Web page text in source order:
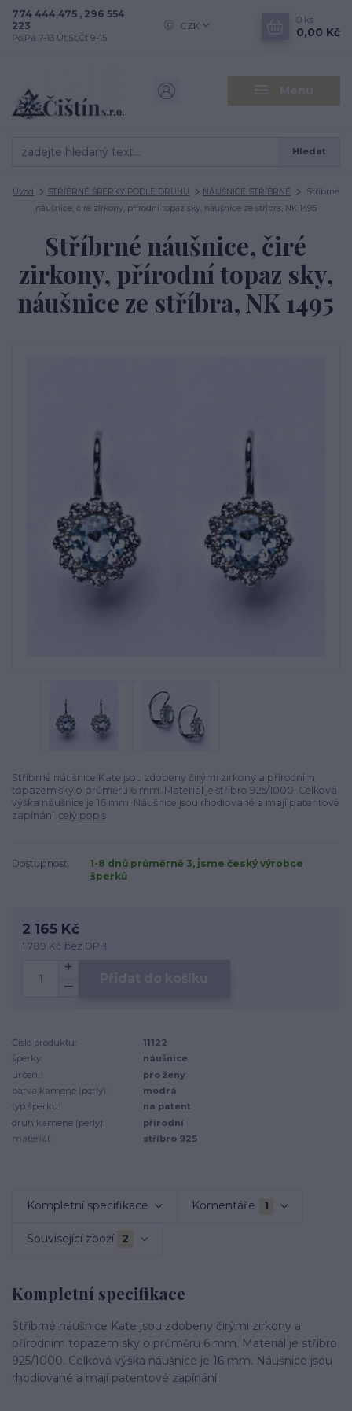
Menu
CZK
Hledat
774 444 475 , 296 554
223
Po,Pá 7-13 Út,St,Čt 9-15
0 ks
0,00 Kč
Úvod STŘÍBRNÉ ŠPERKY PODLE DRUHU NÁUŠNICE STŘÍBRNÉ
Stříbrné
náušnice, čiré zirkony, přírodní topaz sky, náušnice ze stříbra, NK 1495
Stříbrné náušnice, čiré
zirkony, přírodní topaz sky,
náušnice ze stříbra, NK 1495
Stříbrné náušnice Kate jsou zdobeny čirými zirkony a přírodním
topazem sky o průměru 6 mm. Materiál je stříbro 925/1000. Celková
výška náušnice je 16 mm. Náušnice jsou rhodiované a mají patentové
zapínání. celý popis
Dostupnost
1-8 dnů průměrně 3, jsme český výrobce
šperků
2 165 Kč
1 789 Kč bez DPH
Číslo produktu:
11122
šperky:
náušnice
určení:
pro ženy
barva kamene (perly):
modrá
typ šperku:
na patent
druh kamene (perly):
přírodní
materiál:
stříbro 925
Kompletní specifikace Komentáře 1
Související zboží 2
Kompletní specifikace
Stříbrné náušnice Kate jsou zdobeny čirými zirkony a
přírodním topazem sky o průměru 6 mm. Materiál je stříbro
925/1000. Celková výška náušnice je 16 mm. Náušnice jsou
rhodiované a mají patentové zapínání.